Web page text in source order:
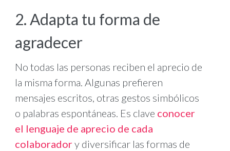
2. Adapta tu forma de
agradecer
No todas las personas reciben el aprecio de
la misma forma. Algunas prefieren
mensajes escritos, otras gestos simbólicos
o palabras espontáneas. Es clave conocer
el lenguaje de aprecio de cada
colaboradory diversificar las formas de